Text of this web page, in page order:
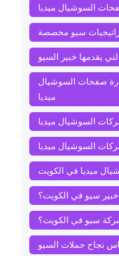
السوشيال ميديا
سيو مخصصة
يقدمها خبير السيو
صفحات السوشيال
ميديا
السوشيال ميديا
السوشيال ميديا
ميديا في الكويت
سيو في الكويت؟
سيو في الكويت؟
نجاح حملات السيو